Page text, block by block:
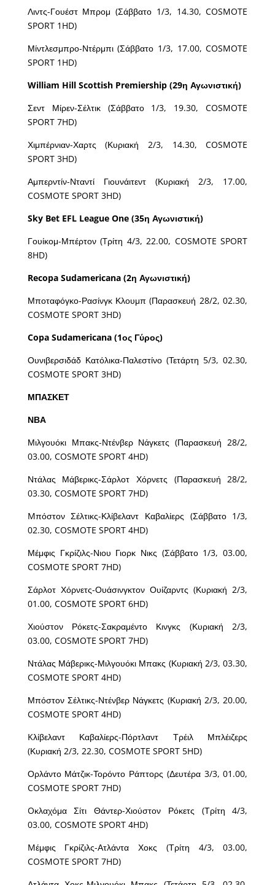
Λιντς-Γουέστ Μπρομ (Σάββατο 1/3, 14.30, COSMOTE
SPORT 1HD)
Μίντλεσμπρο-Ντέρμπι (Σάββατο 1/3, 17.00, COSMOTE
SPORT 1HD)
William Hill Scottish Premiership (29η Αγωνιστική)
Σεντ Μίρεν-Σέλτικ (Σάββατο 1/3, 19.30, COSMOTE
SPORT 7HD)
Χιμπέρνιαν-Χαρτς (Κυριακή 2/3, 14.30, COSMOTE
SPORT 3HD)
Αμπερντίν-Νταντί Γιουνάιτεντ (Κυριακή 2/3, 17.00,
COSMOTE SPORT 3HD)
Sky Bet EFL League One (35η Αγωνιστική)
Γουίκομ-Μπέρτον (Tρίτη 4/3, 22.00, COSMOTE SPORT
8HD)
Recopa Sudamericana (2η Αγωνιστική)
Μποταφόγκο-Ρασίνγκ Κλουμπ (Παρασκευή 28/2, 02.30,
COSMOTE SPORT 3HD)
Copa Sudamericana (1ος Γύρος)
Ουνιβερσιδάδ Κατόλικα-Παλεστίνο (Τετάρτη 5/3, 02.30,
COSMOTE SPORT 3HD)
ΜΠΑΣΚΕΤ
ΝΒΑ
Μιλγουόκι Μπακς-Ντένβερ Νάγκετς (Παρασκευή 28/2,
03.00, COSMOTE SPORT 4HD)
Ντάλας Μάβερικς-Σάρλοτ Χόρνετς (Παρασκευή 28/2,
03.30, COSMOTE SPORT 7HD)
Mπόστον Σέλτικς-Κλίβελαντ Καβαλίερς (Σάββατο 1/3,
02.30, COSMOTE SPORT 4HD)
Μέμφις Γκρίζιλς-Νιου Γιορκ Νικς (Σάββατο 1/3, 03.00,
COSMOTE SPORT 7HD)
Σάρλοτ Χόρνετς-Ουάσινγκτον Ουίζαρντς (Κυριακή 2/3,
01.00, COSMOTE SPORT 6HD)
Χιούστον Ρόκετς-Σακραμέντο Κινγκς (Κυριακή 2/3,
03.00, COSMOTE SPORT 7HD)
Ντάλας Μάβερικς-Μιλγουόκι Μπακς (Κυριακή 2/3, 03.30,
COSMOTE SPORT 4HD)
Μπόστον Σέλτικς-Ντένβερ Νάγκετς (Κυριακή 2/3, 20.00,
COSMOTE SPORT 4HD)
Kλίβελαντ Καβαλίερς-Πόρτλαντ Τρέιλ Μπλέιζερς
(Κυριακή 2/3, 22.30, COSMOTE SPORT 5HD)
Ορλάντο Μάτζικ-Τορόντο Ράπτορς (Δευτέρα 3/3, 01.00,
COSMOTE SPORT 7HD)
Oκλαχόμα Σίτι Θάντερ-Χιούστον Ρόκετς (Τρίτη 4/3,
03.00, COSMOTE SPORT 4HD)
Mέμφις Γκρίζιλς-Ατλάντα Χοκς (Τρίτη 4/3, 03.00,
COSMOTE SPORT 7HD)